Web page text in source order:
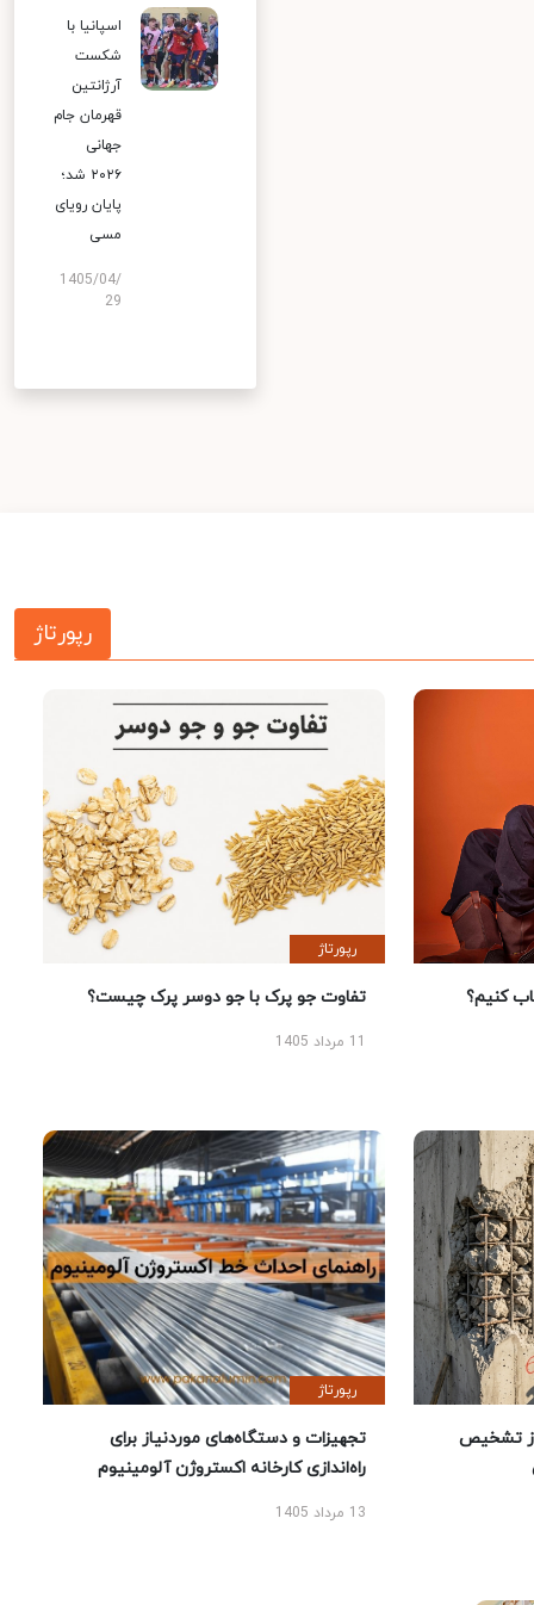
اسپانیا با
شکست
آرژانتین
قهرمان جام
جهانی
۲۰۲۶ شد؛
پایان رویای
مسی
1405/04/
29
رپورتاژ
کنیم؟
رپورتاژ
تفاوت جو پرک با جو دوسر پرک چیست؟
تشخیص
رپورتاژ
تجهیزات و دستگاه‌های موردنیاز برای
راه‌اندازی کارخانه اکستروژن آلومینیوم
13 مرداد 1405